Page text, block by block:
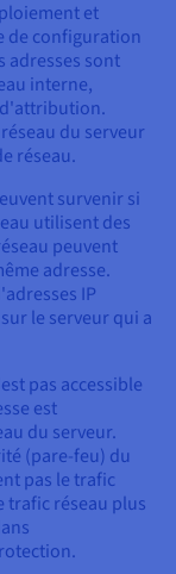
et
de configuration
adresses sont
interne,
du serveur
réseau.
survenir si
utilisent des
peuvent
adresse.
IP
le serveur qui a
pas accessible
est
du serveur.
(pare-feu) du
pas le trafic
trafic réseau plus